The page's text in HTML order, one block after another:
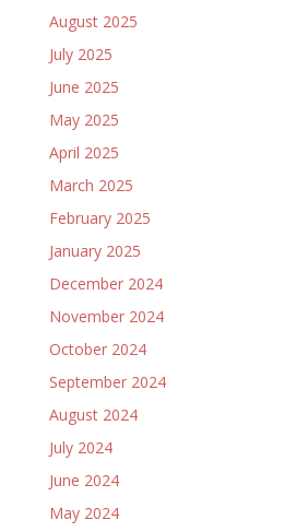
August 2025
July 2025
June 2025
May 2025
April 2025
March 2025
February 2025
January 2025
December 2024
November 2024
October 2024
September 2024
August 2024
July 2024
June 2024
May 2024